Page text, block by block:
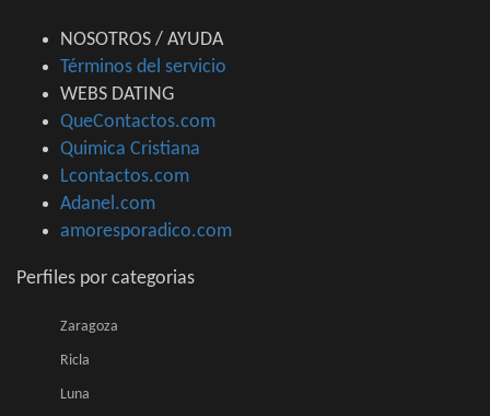
NOSOTROS / AYUDA
Términos del servicio
WEBS DATING
QueContactos.com
Quimica Cristiana
Lcontactos.com
Adanel.com
amoresporadico.com
Perfiles por categorias
Zaragoza
Ricla
Luna